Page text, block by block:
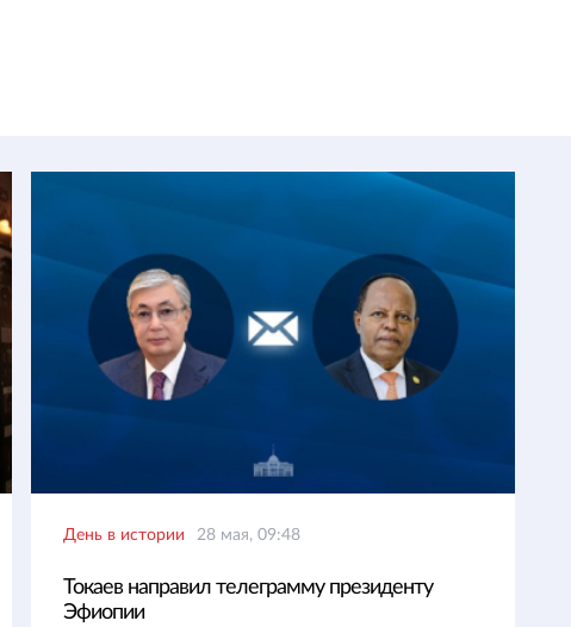
День в истории 28 мая, 09:48
Токаев направил телеграмму президенту
Эфиопии